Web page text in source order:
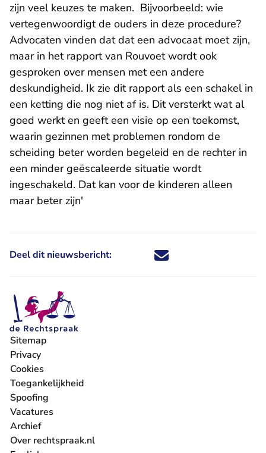
zijn veel keuzes te maken. Bijvoorbeeld: wie
vertegenwoordigt de ouders in deze procedure?
Advocaten vinden dat dat een advocaat moet zijn,
maar in het rapport van Rouvoet wordt ook
gesproken over mensen met een andere
deskundigheid. Ik zie dit rapport als een schakel in
een ketting die nog niet af is. Dit versterkt wat al
goed werkt en geeft een visie op een toekomst,
waarin gezinnen met problemen rondom de
scheiding beter worden begeleid en de rechter in
een minder geëscaleerde situatie wordt
ingeschakeld. Dat kan voor de kinderen alleen
maar beter zijn'
Deel dit nieuwsbericht: Deel dit nieuwsbericht via X -
Deel dit nieuwsbericht via
Deel dit nieuwsbericht
Deel dit
Sitemap
Privacy
Cookies
Toegankelijkheid
Spoofing
Vacatures
- U verlaat Rechtspraak.nl
Archief
Over rechtspraak.nl